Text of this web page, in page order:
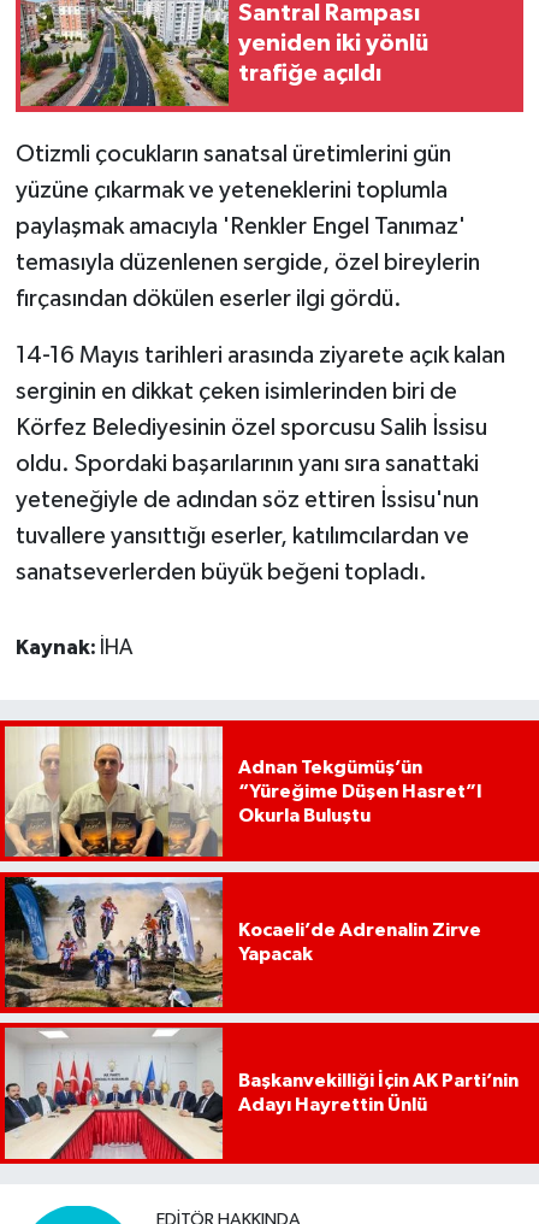
Santral Rampası
yeniden iki yönlü
trafiğe açıldı
Otizmli çocukların sanatsal üretimlerini gün
yüzüne çıkarmak ve yeteneklerini toplumla
paylaşmak amacıyla 'Renkler Engel Tanımaz'
temasıyla düzenlenen sergide, özel bireylerin
fırçasından dökülen eserler ilgi gördü.
14-16 Mayıs tarihleri arasında ziyarete açık kalan
serginin en dikkat çeken isimlerinden biri de
Körfez Belediyesinin özel sporcusu Salih İssisu
oldu. Spordaki başarılarının yanı sıra sanattaki
yeteneğiyle de adından söz ettiren İssisu'nun
tuvallere yansıttığı eserler, katılımcılardan ve
sanatseverlerden büyük beğeni topladı.
Kaynak: İHA
Adnan Tekgümüş’ün
“Yüreğime Düşen Hasret”I
Okurla Buluştu
Kocaeli’de Adrenalin Zirve
Yapacak
Başkanvekilliği İçin AK Parti’nin
Adayı Hayrettin Ünlü
EDITÖR HAKKINDA